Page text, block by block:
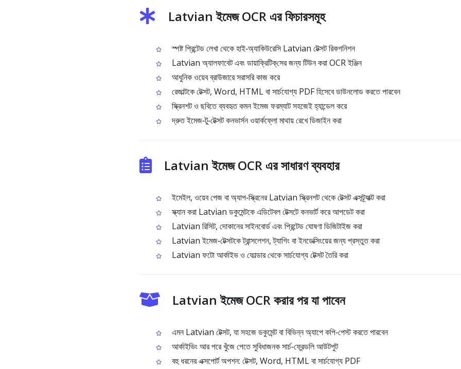
Latvian ইমেজ OCR এর ফিচারসমূহ
স্পষ্ট প্রিন্টেড লেখা থেকে হাই‑অ্যাকিউরেসি Latvian টেক্সট রিকগনিশন
Latvian অ্যালফাবেট এবং ডায়াক্রিটিক্‌সের জন্য টিউন করা OCR ইঞ্জিন
আধুনিক ওয়েব ব্রাউজারে সরাসরি কাজ করে
রেজাল্টকে টেক্সট, Word, HTML বা সার্চযোগ্য PDF হিসেবে ডাউনলোড করতে পারবেন
স্ক্রিনশট ও ছবিতে ব্যবহৃত কমন ইমেজ ফরম্যাট সহজেই হ্যান্ডেল করে
দ্রুত ইমেজ‑টু‑টেক্সট কনভার্সন ওয়ার্কফ্লো মাথায় রেখে ডিজাইন করা
Latvian ইমেজ OCR এর সাধারণ ব্যবহার
ইমেইল, ওয়েব পেজ বা অ্যাপ‑স্ক্রিনের Latvian স্ক্রিনশট থেকে টেক্সট এক্সট্র্যাক্ট করা
স্ক্যান করা Latvian ডকুমেন্টকে এডিটেবল টেক্সটে কনভার্ট করে আপডেট করা
Latvian রিসিট, দোকানের সাইনবোর্ড এবং প্রিন্টেড ঘোষণা ডিজিটাইজ করা
Latvian ইমেজ‑টেক্সটকে ট্রান্সলেশন, ট্যাগিং বা ইনডেক্সিংয়ের জন্য প্রস্তুত করা
Latvian ফটো আর্কাইভ ও ফোল্ডার থেকে সার্চযোগ্য টেক্সট তৈরি করা
Latvian ইমেজ OCR করার পর যা পাবেন
এমন Latvian টেক্সট, যা সহজে ডকুমেন্ট বা বিভিন্ন অ্যাপে কপি‑পেস্ট করতে পারবেন
আর্কাইভিং আর পরে খুঁজে পেতে সুবিধাজনক সার্চ‑ফ্রেন্ডলি আউটপুট
বহু ধরনের এক্সপোর্ট অপশন: টেক্সট, Word, HTML বা সার্চযোগ্য PDF